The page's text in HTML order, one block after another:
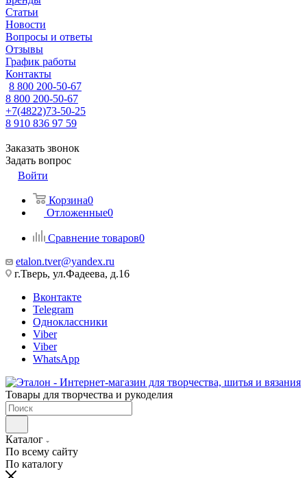
Статьи
Новости
Вопросы и ответы
Отзывы
График работы
Контакты
8 800 200-50-67
8 800 200-50-67
+7(4822)73-50-25
8 910 836 97 59
Заказать звонок
Задать вопрос
Войти
Корзина0
Отложенные0
Сравнение товаров0
etalon.tver@yandex.ru
г.Тверь, ул.Фадеева, д.16
Вконтакте
Telegram
Одноклассники
Viber
Viber
WhatsApp
Товары для творчества и рукоделия
Каталог
По всему сайту
По каталогу